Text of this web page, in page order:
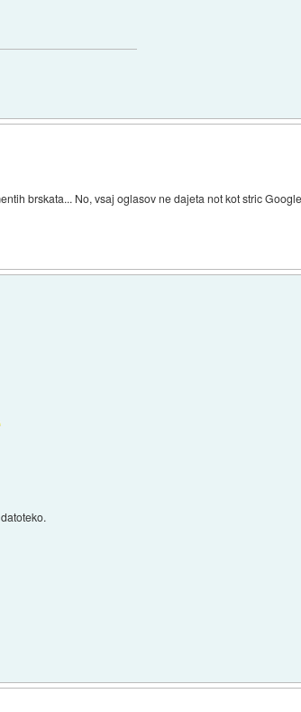
brskata... No, vsaj oglasov ne dajeta not kot stric